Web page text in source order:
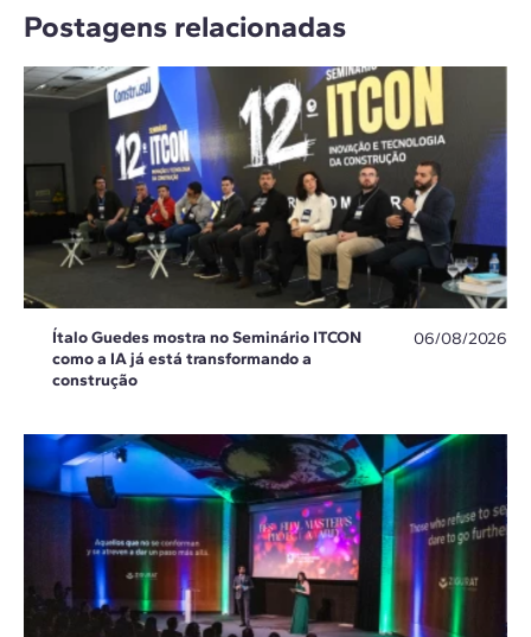
Postagens relacionadas
Ítalo Guedes mostra no Seminário ITCON
como a IA já está transformando a
construção
06/08/2026